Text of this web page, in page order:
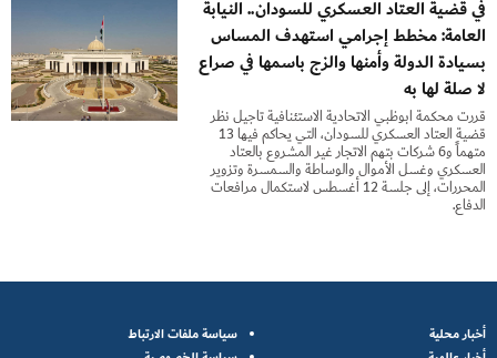
في قضية العتاد العسكري للسودان.. النيابة
العامة: مخطط إجرامي استهدف المساس
بسيادة الدولة وأمنها والزج باسمها في صراع
لا صلة لها به
قررت محكمة أبوظبي الاتحادية الاستئنافية تأجيل نظر
قضية العتاد العسكري للسودان، التي يحاكم فيها 13
متهماً و6 شركات بتهم الاتجار غير المشروع بالعتاد
العسكري وغسل الأموال والوساطة والسمسرة وتزوير
المحررات، إلى جلسة 12 أغسطس لاستكمال مرافعات
الدفاع.
أخبار محلية
سياسة ملفات الارتباط